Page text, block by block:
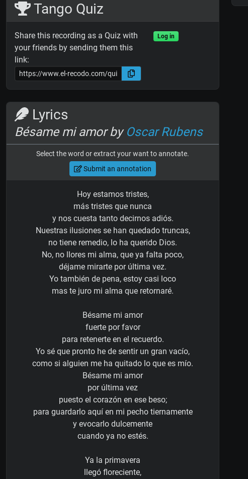
Tango Quiz
Share this recording as a Quiz with
your friends by sending them this
link:
Log in
Lyrics
Bésame mi amor by Oscar Rubens
Select the word or extract your want to annotate.
Submit an annotation
Hoy estamos tristes,
más tristes que nunca
y nos cuesta tanto decirnos adiós.
Nuestras ilusiones se han quedado truncas,
no tiene remedio, lo ha querido Dios.
No, no llores mi alma, que ya falta poco,
déjame mirarte por última vez.
Yo también de pena, estoy casi loco
mas te juro mi alma que retornaré.
Bésame mi amor
fuerte por favor
para retenerte en el recuerdo.
Yo sé que pronto he de sentir un gran vacío,
como si alguien me ha quitado lo que es mío.
Bésame mi amor
por última vez
puesto el corazón en ese beso;
para guardarlo aquí en mi pecho tiernamente
y evocarlo dulcemente
cuando ya no estés.
Ya la primavera
llegó floreciente,